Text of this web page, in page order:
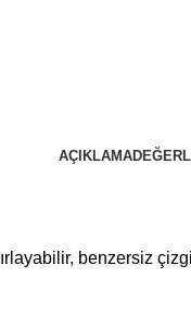
AÇIKLAMA
benzersiz